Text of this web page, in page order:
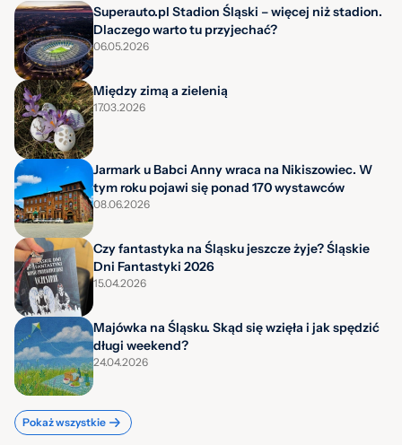
Superauto.pl Stadion Śląski – więcej niż stadion.
Dlaczego warto tu przyjechać?
06.05.2026
Między zimą a zielenią
17.03.2026
Jarmark u Babci Anny wraca na Nikiszowiec. W
tym roku pojawi się ponad 170 wystawców
08.06.2026
Czy fantastyka na Śląsku jeszcze żyje? Śląskie
Dni Fantastyki 2026
15.04.2026
Majówka na Śląsku. Skąd się wzięła i jak spędzić
długi weekend?
24.04.2026
Pokaż wszystkie